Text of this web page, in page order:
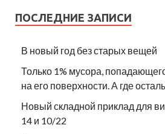
ПОСЛЕДНИЕ ЗАПИСИ
В новый год без старых вещей
Только 1% мусора,
на его поверхности. А где
Новый складной приклад для
14 и 10/22